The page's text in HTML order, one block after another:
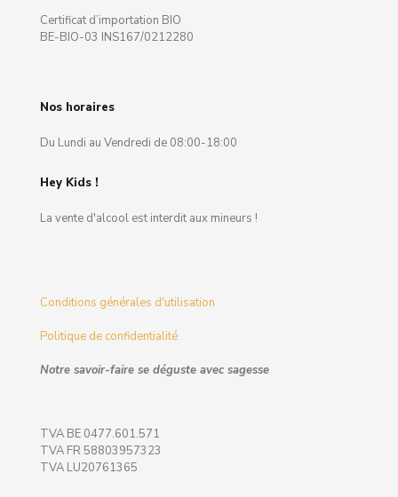
Certificat d’importation BIO
BE-BIO-03 INS167/0212280
Nos horaires
Du Lundi au Vendredi de 08:00-18:00
Hey Kids !
La vente d'alcool est interdit aux mineurs !
Conditions générales d'utilisation
Politique de confidentialité
Notre savoir-faire se déguste avec sagesse
TVA BE 0477.601.571
TVA FR 58803957323
TVA LU20761365